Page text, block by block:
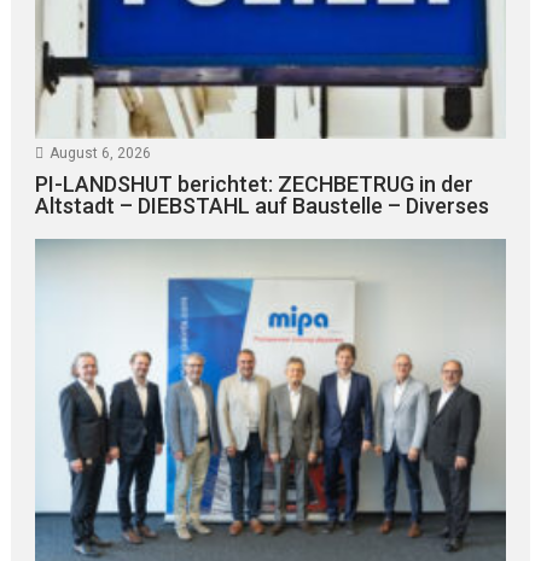
August 6, 2026
PI-LANDSHUT berichtet: ZECHBETRUG in der
Altstadt – DIEBSTAHL auf Baustelle – Diverses